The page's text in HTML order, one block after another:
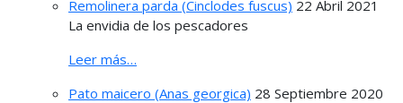
Remolinera parda (Cinclodes fuscus) 22 Abril 2021
La envidia de los pescadores
Leer más…
Pato maicero (Anas georgica) 28 Septiembre 2020